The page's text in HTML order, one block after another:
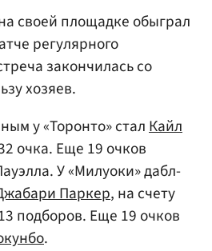
своей площадке обыграл
регулярного
закончилась со
хозяев.
у «Торонто» сталКайл
очка. Еще 19 очков
У «Милуоки» дабл-
Паркер, на счету
подборов. Еще 19 очков
.